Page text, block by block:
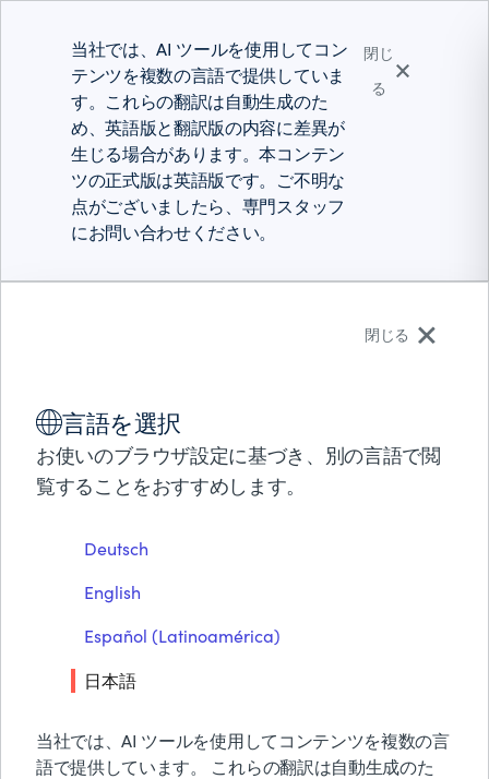
パートナー
当社では、AI ツールを使用してコン
テンツを複数の言語で提供していま
す。これらの翻訳は自動生成のた
め、英語版と翻訳版の内容に差異が
生じる場合があります。本コンテン
ツの正式版は英語版です。ご不明な
点がございましたら、専門スタッフ
にお問い合わせください。
閉じ
る
閉じる
言語を選択
お使いのブラウザ設定に基づき、別の言語で閲
覧することをおすすめします。
Deutsch
English
Español (Latinoamérica)
日本語
当社では、AI ツールを使用してコンテンツを複数の言
語で提供しています。 これらの翻訳は自動生成のた
顧客事例
Up Sí Vale